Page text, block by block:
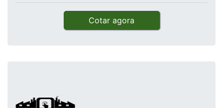
Cotar agora